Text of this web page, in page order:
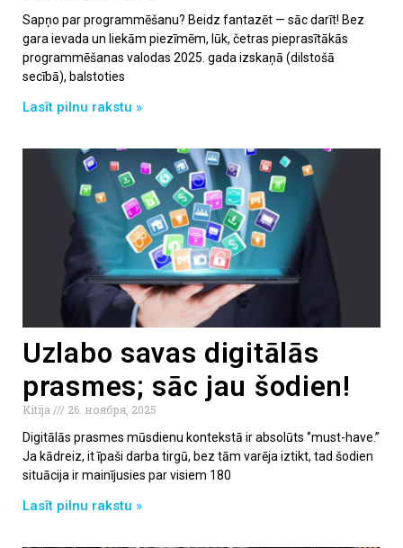
Sapņo par programmēšanu? Beidz fantazēt — sāc darīt! Bez
gara ievada un liekām piezīmēm, lūk, četras pieprasītākās
programmēšanas valodas 2025. gada izskaņā (dilstošā
secībā), balstoties
Lasīt pilnu rakstu »
Uzlabo savas digitālās
prasmes; sāc jau šodien!
Kitija
26. ноября, 2025
Digitālās prasmes mūsdienu kontekstā ir absolūts ‘’must-have.’’
Ja kādreiz, it īpaši darba tirgū, bez tām varēja iztikt, tad šodien
situācija ir mainījusies par visiem 180
Lasīt pilnu rakstu »